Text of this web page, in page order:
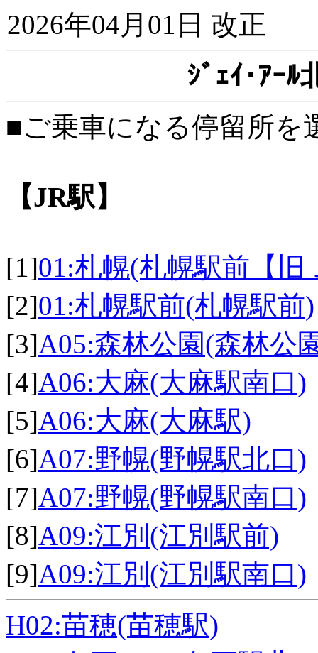
2026年04月01日 改正
ｼﾞｪｲ･ｱｰﾙ
■ご乗車になる停留所を
【JR駅】
[1]01:札幌(札幌駅前【旧
[2]01:札幌駅前(札幌駅前)
[3]A05:森林公園(森林公
[4]A06:大麻(大麻駅南口)
[5]A06:大麻(大麻駅)
[6]A07:野幌(野幌駅北口)
[7]A07:野幌(野幌駅南口)
[8]A09:江別(江別駅前)
[9]A09:江別(江別駅南口)
H02:苗穂(苗穂駅)